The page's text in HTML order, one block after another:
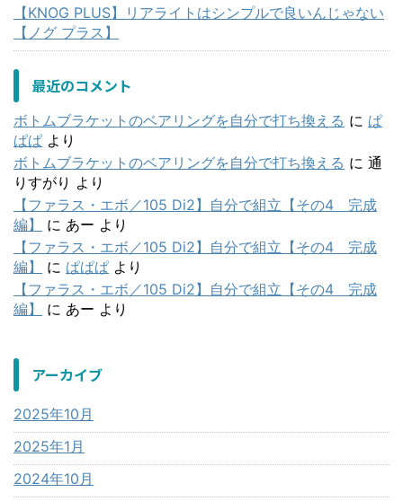
【KNOG PLUS】リアライトはシンプルで良いんじゃない
【ノグ プラス】
最近のコメント
ボトムブラケットのベアリングを自分で打ち換える に ぱ
ぱぱ より
ボトムブラケットのベアリングを自分で打ち換える に 通
りすがり より
【ファラス・エボ／105 Di2】自分で組立【その4 完成
編】
に あー より
【ファラス・エボ／105 Di2】自分で組立【その4 完成
編】
に ぱぱぱ より
【ファラス・エボ／105 Di2】自分で組立【その4 完成
編】
に あー より
アーカイブ
2025年10月
2025年1月
2024年10月